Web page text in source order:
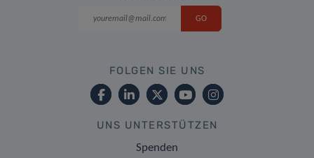
FOLGEN SIE UNS
UNS UNTERSTÜTZEN
Spenden